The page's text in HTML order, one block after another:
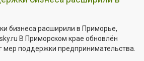
бизнеса расширили в Приморье,
В Приморском крае обновлён
мер поддержки предпринимательства.